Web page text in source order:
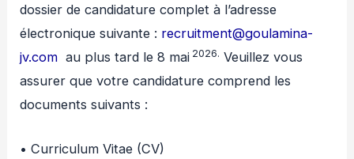
dossier de candidature complet à l’adresse
électronique suivante : recruitment@goulamina-
jv.com au plus tard le 8 mai 2026. Veuillez vous
assurer que votre candidature comprend les
documents suivants :
• Curriculum Vitae (CV)